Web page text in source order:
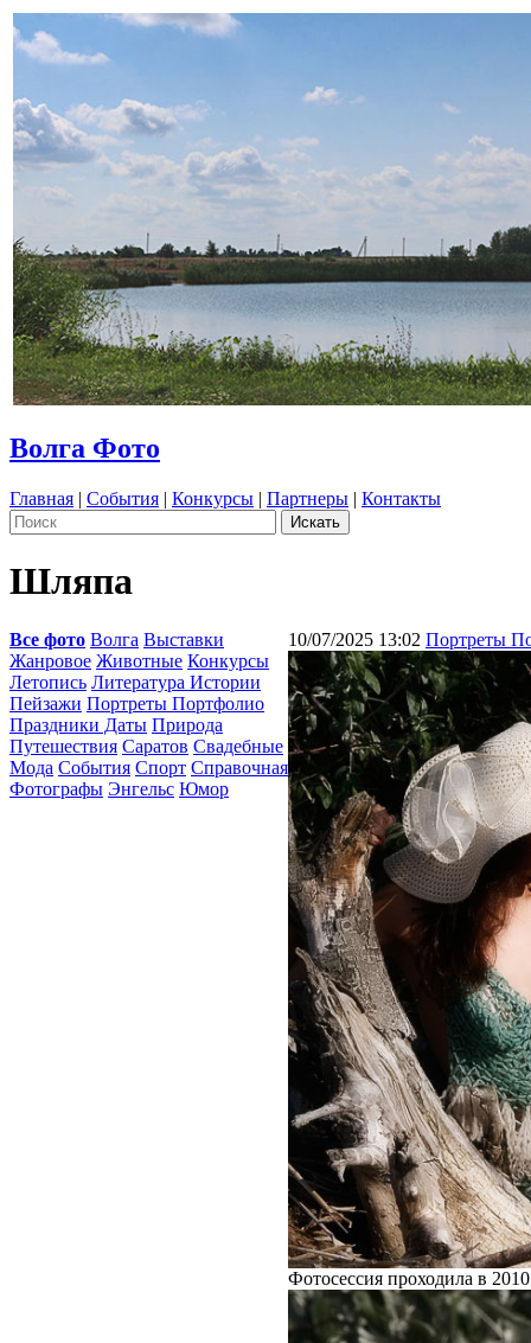
Волга Фото
Главная | События | Конкурсы | Партнеры | Контакты
Шляпа
Все фото Волга Выставки
Жанровое Животные Конкурсы
Летопись Литература Истории
Пейзажи Портреты Портфолио
Праздники Даты Природа
Путешествия Саратов Свадебные
Мода События Спорт Справочная
Фотографы Энгельс Юмор
10/07/2025 13:02 Портреты
Фотосессия проходила в